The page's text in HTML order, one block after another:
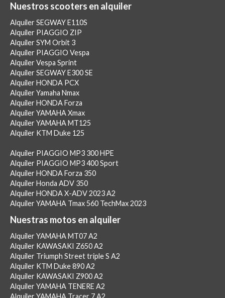
Nuestros scooters en alquiler
Alquiler SEGWAY E110S
Alquiler PIAGGIO ZIP
Alquiler SYM Orbit 3
Alquiler PIAGGIO Vespa
Alquiler Vespa Sprint
Alquiler SEGWAY E300 SE
Alquiler HONDA PCX
Alquiler Yamaha Nmax
Alquiler HONDA Forza
Alquiler YAMAHA Xmax
Alquiler YAMAHA MT125
Alquiler KTM Duke 125
Alquiler PIAGGIO MP3 300 HPE
Alquiler PIAGGIO MP3 400 Sport
Alquiler HONDA Forza 350
Alquiler Honda ADV 350
Alquiler HONDA X-ADV 2023 A2
Alquiler YAMAHA Tmax 560 TechMax 2023
Nuestras motos en alquiler
Alquiler YAMAHA MT07 A2
Alquiler KAWASAKI Z650 A2
Alquiler Triumph Street triple S A2
Alquiler KTM Duke 890 A2
Alquiler KAWASAKI Z900 A2
Alquiler YAMAHA TENERE A2
Alquiler YAMAHA Tracer 7 A2